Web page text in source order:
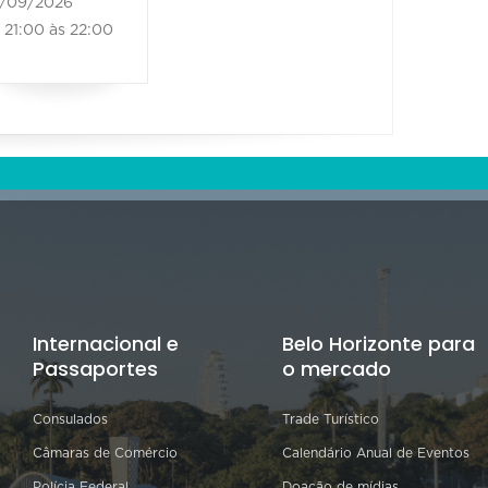
às 22:00
Internacional e
Passaportes
Consulados
Câmaras de Comércio
Belo Horizonte para
o mercado
Trade Turístico
Calendário Anual de Eventos